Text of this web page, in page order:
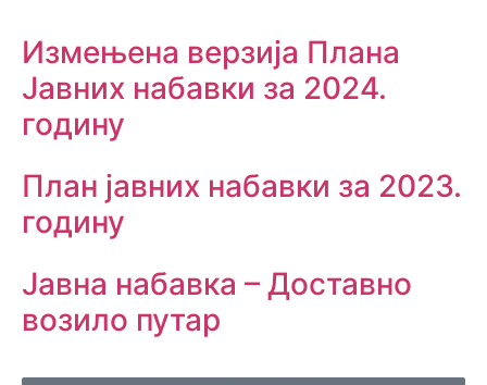
Измењенa верзијa Плана
Јавних набавки за 2024.
годину
План јавних набавки за 2023.
годину
Јавна набавка – Доставно
возило путар